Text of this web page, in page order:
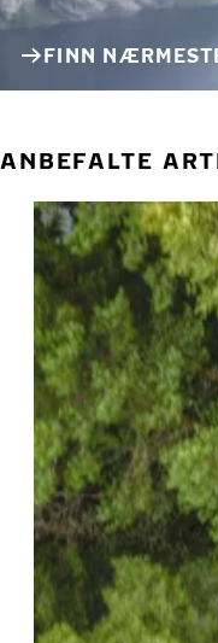
FINN
ANBEFALTE